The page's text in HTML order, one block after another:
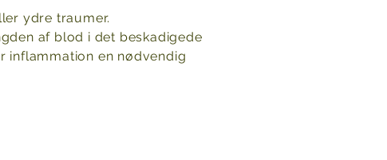
ydre traumer.
af ​​blod i det beskadigede
inflammation en nødvendig